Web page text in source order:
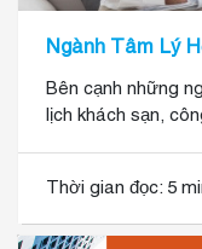
Ngành Tâm Lý
Bên cạnh những
lịch khách sạn,
Thời gian đọc: 5